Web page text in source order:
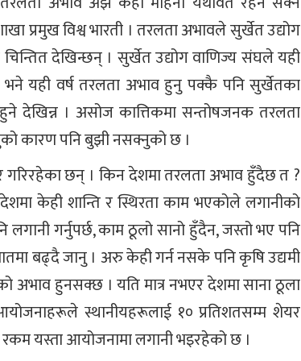
प्रमुख विश्व भारती । तरलता अभावले सुर्खेत उद्योग
देखिन्छन् । सुर्खेत उद्योग वाणिज्य संघले यही
भने यही वर्ष तरलता अभाव हुनु पक्कै पनि सुर्खेतका
देखिन्न । असोज कात्तिकमा सन्तोषजनक तरलता
कारण पनि बुझी नसक्नुको छ ।
गरिरहेका छन् । किन देशमा तरलता अभाव हुँदैछ त ?
केही शान्ति र स्थिरता काम भएकोले लगानीको
लगानी गर्नुपर्छ, काम ठूलो सानो हुँदैन, जस्तो भए पनि
बढ्दै जानु । अरु केही गर्न नसके पनि कृषि उद्यमी
हुनसक्छ । यति मात्र नभएर देशमा साना ठूला
स्थानीयहरूलाई १० प्रतिशतसम्म शेयर
यस्ता आयोजनामा लगानी भइरहेको छ ।